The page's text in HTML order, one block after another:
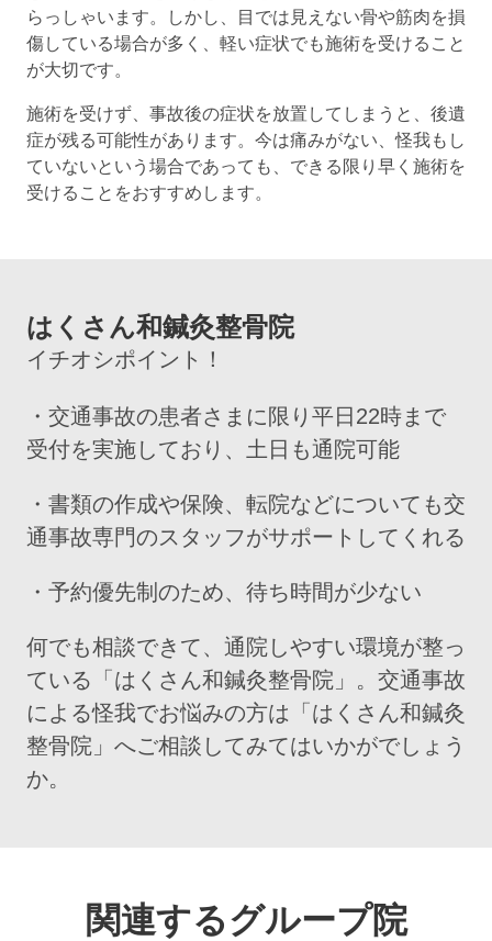
らっしゃいます。しかし、目では見えない骨や筋肉を損
傷している場合が多く、軽い症状でも施術を受けること
が大切です。
施術を受けず、事故後の症状を放置してしまうと、後遺
症が残る可能性があります。今は痛みがない、怪我もし
ていないという場合であっても、できる限り早く施術を
受けることをおすすめします。
はくさん和鍼灸整骨院
イチオシポイント！
・交通事故の患者さまに限り平日22時まで
受付を実施しており、土日も通院可能
・書類の作成や保険、転院などについても交
通事故専門のスタッフがサポートしてくれる
・予約優先制のため、待ち時間が少ない
何でも相談できて、通院しやすい環境が整っ
ている「はくさん和鍼灸整骨院」。交通事故
による怪我でお悩みの方は「はくさん和鍼灸
整骨院」へご相談してみてはいかがでしょう
か。
関連するグループ院